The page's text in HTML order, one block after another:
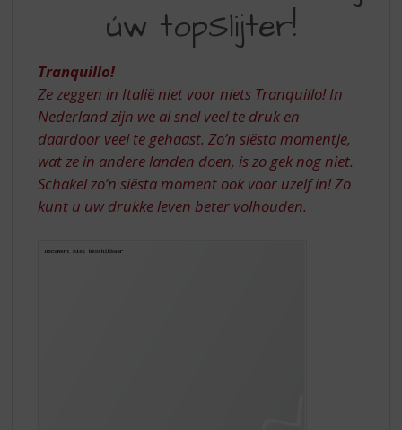
TOPSLIJTER
úw topSlijter!
Tranquillo!
Ze zeggen in Italië niet voor niets Tranquillo! In
Nederland zijn we al snel veel te druk en
daardoor veel te gehaast.Zo’n siësta momentje,
wat ze in andere landen doen, is zo gek nog niet.
Schakel zo’n siësta moment ook voor uzelf in! Zo
kunt u uw drukke leven beter volhouden.